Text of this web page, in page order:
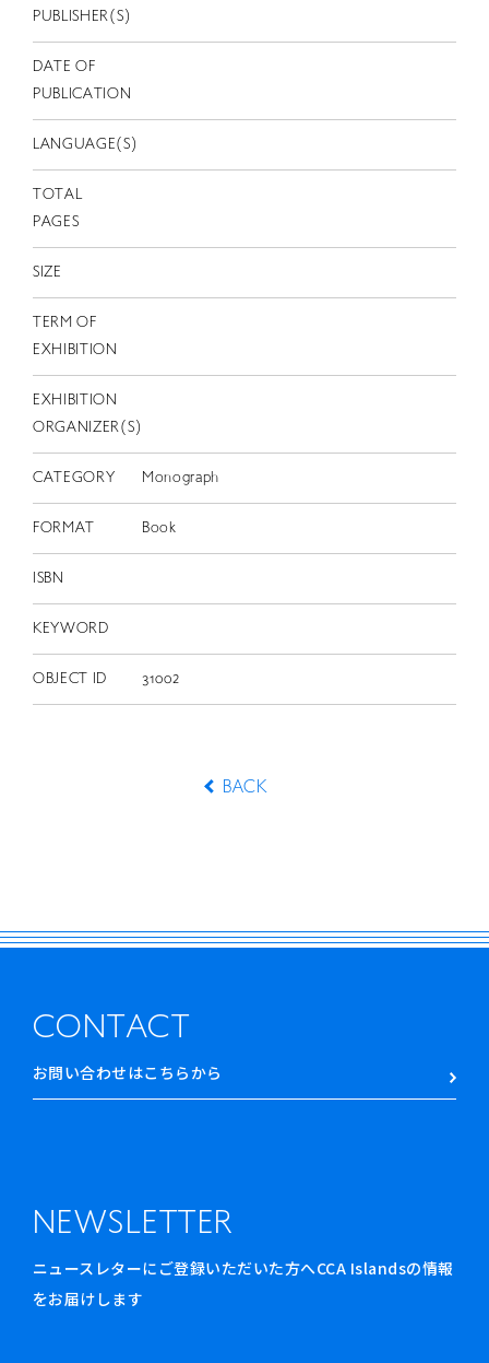
PUBLISHER(S)
DATE OF
PUBLICATION
LANGUAGE(S)
TOTAL
PAGES
SIZE
TERM OF
EXHIBITION
EXHIBITION
ORGANIZER(S)
CATEGORY Monograph
FORMAT Book
ISBN
KEYWORD
OBJECT ID 31002
BACK
CONTACT
お問い合わせはこちらから
NEWSLETTER
ニュースレターにご登録いただいた方へCCA Islandsの情報
をお届けします